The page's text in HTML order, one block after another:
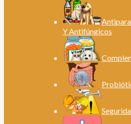
Y Antifúngicos